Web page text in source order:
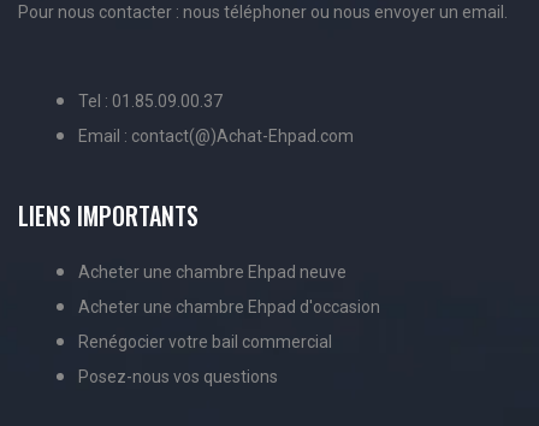
Pour nous contacter : nous téléphoner ou nous envoyer un email.
Tel : 01.85.09.00.37
Email : contact(@)Achat-Ehpad.com
LIENS IMPORTANTS
Acheter une chambre Ehpad neuve
Acheter une chambre Ehpad d'occasion
Renégocier votre bail commercial
Posez-nous vos questions